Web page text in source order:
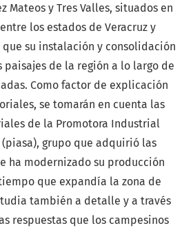
Mateos y Tres Valles, situados en
los estados de Veracruz y
su instalación y consolidación
paisajes de la región a lo largo de
Como factor de explicación
se tomarán en cuenta las
de la Promotora Industrial
(piasa), grupo que adquirió las
ha modernizado su producción
que expandía la zona de
también a detalle y a través
respuestas que los campesinos